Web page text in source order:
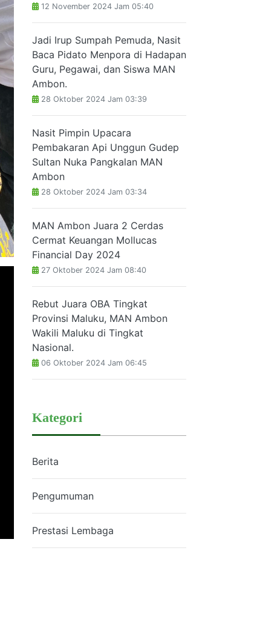
12 November 2024 Jam 05:40
Jadi Irup Sumpah Pemuda, Nasit
Baca Pidato Menpora di Hadapan
Guru, Pegawai, dan Siswa MAN
Ambon.
28 Oktober 2024 Jam 03:39
Nasit Pimpin Upacara
Pembakaran Api Unggun Gudep
Sultan Nuka Pangkalan MAN
Ambon
28 Oktober 2024 Jam 03:34
MAN Ambon Juara 2 Cerdas
Cermat Keuangan Mollucas
Financial Day 2024
27 Oktober 2024 Jam 08:40
Rebut Juara OBA Tingkat
Provinsi Maluku, MAN Ambon
Wakili Maluku di Tingkat
Nasional.
06 Oktober 2024 Jam 06:45
Kategori
Berita
Pengumuman
Prestasi Lembaga